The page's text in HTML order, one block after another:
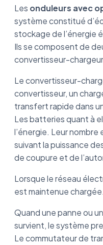
Les onduleurs avec
système constitué
stockage de l’énergie
Ils se composent de
convertisseur-
Le convertisseur-
convertisseur, un
transfert rapide dans
Les batteries quant à
l’énergie. Leur
suivant la puissance
de coupure et de
Lorsque le réseau
est maintenue chargée.
Quand une panne ou
survient, le système
Le commutateur de